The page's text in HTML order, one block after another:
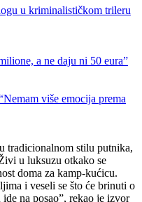
u kriminalističkom trileru
a ne daju ni 50 eura”
više emocija prema
tradicionalnom stilu putnika,
u luksuzu otkako se
doma za kamp-kućicu.
i veseli se što će brinuti o
na posao”, rekao je izvor